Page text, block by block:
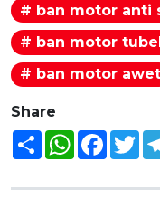
# ban motor anti
# ban motor
# ban motor awet
Share
Share WhatsApp